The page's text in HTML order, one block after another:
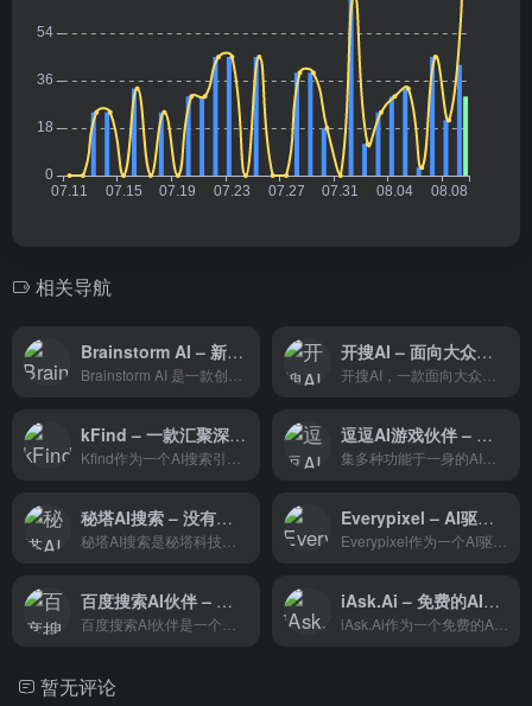
相关导航
Brainstorm AI – 新一代的人工智能搜索引擎 开搜AI – 面向大众的、直达答案的、AI问答搜索引擎
kFind – 一款汇聚深度和速度的搜索引擎 逗逗AI游戏伙伴 – 懂游戏，更懂你
秘塔AI搜索 – 没有广告，直达结果 Everypixel – AI驱动的库存图像搜索引擎
百度搜索AI伙伴 – 百度旗下的AI搜索对话工具 iAsk.Ai – 免费的AI搜索引擎
暂无评论